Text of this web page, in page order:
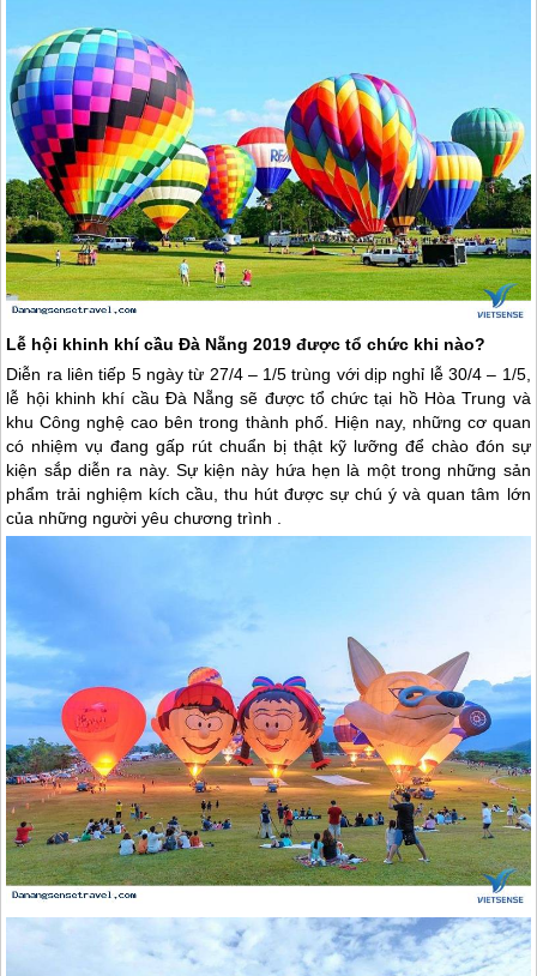
Lễ hội khinh khí cầuĐà Nẵng 2019 được tổ chức khi nào?
Diễn ra liên tiếp 5 ngày từ 27/4 – 1/5 trùng với dịp nghỉ lễ 30/4 – 1/5,
lễ hội khinh khí cầu Đà Nẵng sẽ được tổ chức tại hồ Hòa Trung và
khu Công nghệ cao bên trong thành phố. Hiện nay, những cơ quan
có nhiệm vụ đang gấp rút chuẩn bị thật kỹ lưỡng để chào đón sự
kiện sắp diễn ra này. Sự kiện này hứa hẹn là một trong những sản
phẩm trải nghiệm kích cầu, thu hút được sự chú ý và quan tâm lớn
của những người yêu chương trình .